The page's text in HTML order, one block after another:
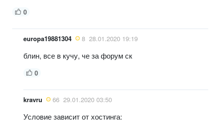
0
europa19881304 8 28.01.2020 19:19
блин, все в кучу, че за форум ск
0
kravru 66 29.01.2020 03:50
Условие зависит от хостинга: